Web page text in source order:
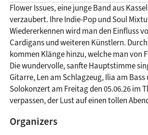
© Flower Issues
Organizers
Flower Issues, eine junge Band aus
verzaubert. Ihre Indie-Pop und Soul
Wiedererkennen wird man den Einfluss
Cardigans und weiteren Künstlern.
kommen Klänge hinzu, welche man von
Die wundervolle, sanfte Hauptstimme
Gitarre, Len am Schlagzeug, Ilia am
Solokonzert am Freitag den 05.06.26 im
verpassen, der Lust auf einen tollen